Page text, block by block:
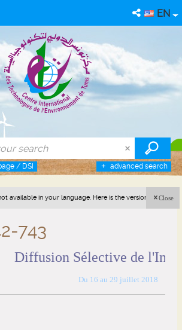
EN
advanced search
/ DSI
available in your language. Here is the version in french
Close
743